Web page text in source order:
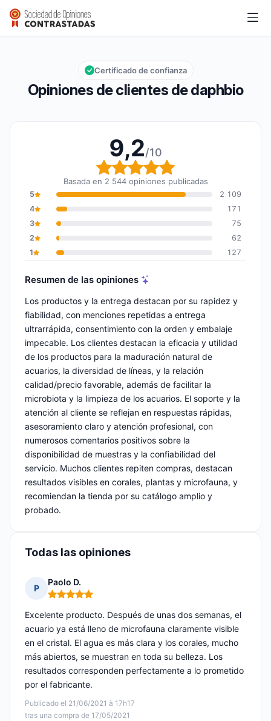
daphbio
Calificación global: 9,2 de 10
9,2/10
Opiniones de clientes de daphbio
Certificado de confianza
9,2/10
Calificación global: 9,2
Basada en 2 544 opiniones publicadas
5
2 109
4
171
3
75
2
62
1
127
Resumen de las opiniones
Los productos y la entrega destacan por su rapidez y
fiabilidad, con menciones repetidas a entrega
ultrarrápida, consentimiento con la orden y embalaje
impecable. Los clientes destacan la eficacia y utilidad
de los productos para la maduración natural de
acuarios, la diversidad de líneas, y la relación
calidad/precio favorable, además de facilitar la
microbiota y la limpieza de los acuarios. El soporte y la
atención al cliente se reflejan en respuestas rápidas,
asesoramiento claro y atención profesional, con
numerosos comentarios positivos sobre la
disponibilidad de muestras y la confiabilidad del
servicio. Muchos clientes repiten compras, destacan
resultados visibles en corales, plantas y microfauna, y
recomiendan la tienda por su catálogo amplio y
probado.
Todas las opiniones
P
Paolo D.
Nota: 5 de 5
Publicado el 21/06/2021 à 17h17
tras una compra de 17/05/2021
Excelente producto. Después de unas dos semanas, el
acuario ya está lleno de microfauna claramente visible
en el cristal. El agua es más clara y los corales, mucho
más abiertos, se muestran en toda su belleza. Los
resultados corresponden perfectamente a lo prometido
por el fabricante.